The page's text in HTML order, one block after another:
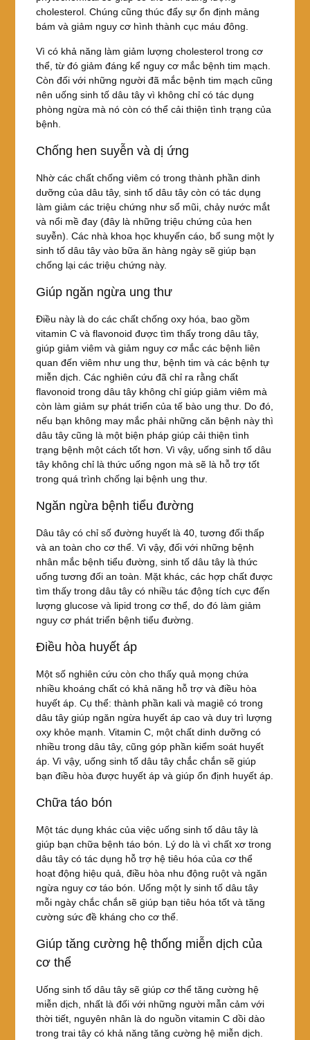
cholesterol. Chúng cũng thúc đẩy sự ổn định mảng
bám và giảm nguy cơ hình thành cục máu đông.
Vì có khả năng làm giảm lượng cholesterol trong cơ
thể, từ đó giảm đáng kể nguy cơ mắc bệnh tim mạch.
Còn đối với những người đã mắc bệnh tim mạch cũng
nên uống sinh tố dâu tây vì không chỉ có tác dụng
phòng ngừa mà nó còn có thể cải thiện tình trạng của
bệnh.
Chống hen suyễn và dị ứng
Nhờ các chất chống viêm có trong thành phần dinh
dưỡng của dâu tây, sinh tố dâu tây còn có tác dụng
làm giảm các triệu chứng như sổ mũi, chảy nước mắt
và nổi mề đay (đây là những triệu chứng của hen
suyễn). Các nhà khoa học khuyến cáo, bổ sung một ly
sinh tố dâu tây vào bữa ăn hàng ngày sẽ giúp bạn
chống lại các triệu chứng này.
Giúp ngăn ngừa ung thư
Điều này là do các chất chống oxy hóa, bao gồm
vitamin C và flavonoid được tìm thấy trong dâu tây,
giúp giảm viêm và giảm nguy cơ mắc các bệnh liên
quan đến viêm như ung thư, bệnh tim và các bệnh tự
miễn dịch. Các nghiên cứu đã chỉ ra rằng chất
flavonoid trong dâu tây không chỉ giúp giảm viêm mà
còn làm giảm sự phát triển của tế bào ung thư. Do đó,
nếu bạn không may mắc phải những căn bệnh này thì
dâu tây cũng là một biện pháp giúp cải thiện tình
trạng bệnh một cách tốt hơn. Vì vậy, uống sinh tố dâu
tây không chỉ là thức uống ngon mà sẽ là hỗ trợ tốt
trong quá trình chống lại bệnh ung thư.
Ngăn ngừa bệnh tiểu đường
Dâu tây có chỉ số đường huyết là 40, tương đối thấp
và an toàn cho cơ thể. Vì vậy, đối với những bệnh
nhân mắc bệnh tiểu đường, sinh tố dâu tây là thức
uống tương đối an toàn. Mặt khác, các hợp chất được
tìm thấy trong dâu tây có nhiều tác động tích cực đến
lượng glucose và lipid trong cơ thể, do đó làm giảm
nguy cơ phát triển bệnh tiểu đường.
Điều hòa huyết áp
Một số nghiên cứu còn cho thấy quả mọng chứa
nhiều khoáng chất có khả năng hỗ trợ và điều hòa
huyết áp. Cụ thể: thành phần kali và magiê có trong
dâu tây giúp ngăn ngừa huyết áp cao và duy trì lượng
oxy khỏe mạnh. Vitamin C, một chất dinh dưỡng có
nhiều trong dâu tây, cũng góp phần kiểm soát huyết
áp. Vì vậy, uống sinh tố dâu tây chắc chắn sẽ giúp
bạn điều hòa được huyết áp và giúp ổn định huyết áp.
Chữa táo bón
Một tác dụng khác của việc uống sinh tố dâu tây là
giúp bạn chữa bệnh táo bón. Lý do là vì chất xơ trong
dâu tây có tác dụng hỗ trợ hệ tiêu hóa của cơ thể
hoạt động hiệu quả, điều hòa nhu động ruột và ngăn
ngừa nguy cơ táo bón. Uống một ly sinh tố dâu tây
mỗi ngày chắc chắn sẽ giúp bạn tiêu hóa tốt và tăng
cường sức đề kháng cho cơ thể.
Giúp tăng cường hệ thống miễn dịch của
cơ thể
Uống sinh tố dâu tây sẽ giúp cơ thể tăng cường hệ
miễn dịch, nhất là đối với những người mẫn cảm với
thời tiết, nguyên nhân là do nguồn vitamin C dồi dào
trong trai tây có khả năng tăng cường hệ miễn dịch.